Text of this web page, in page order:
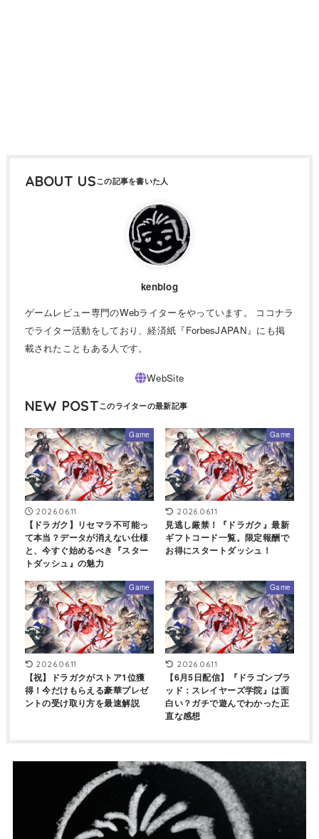
ABOUT US
kenblog
ゲームレビュー専門のWebライターをやっています。 ココナラ
でライター活動をしており、経済紙『ForbesJAPAN』にも掲
載されたこともある人です。
NEW POST
Game
2026.06.11
【ドラガク】リセマラ不可能っ
て本当？データが消えない仕様
と、今すぐ始めるべき『スター
トダッシュ』の魅力
Game
2026.06.11
見逃し厳禁！『ドラガク』最新
ギフトコード一覧。限定報酬で
お得にスタートダッシュ！
Game
2026.06.11
【祝】ドラガクがストア1位獲
得！今だけもらえる豪華プレゼ
ントの受け取り方を最速解説
Game
2026.06.11
【6月5日配信】『ドラゴンブラ
ッド：スレイヤーズ学院』は面
白い？ガチで遊んでわかった正
直な感想